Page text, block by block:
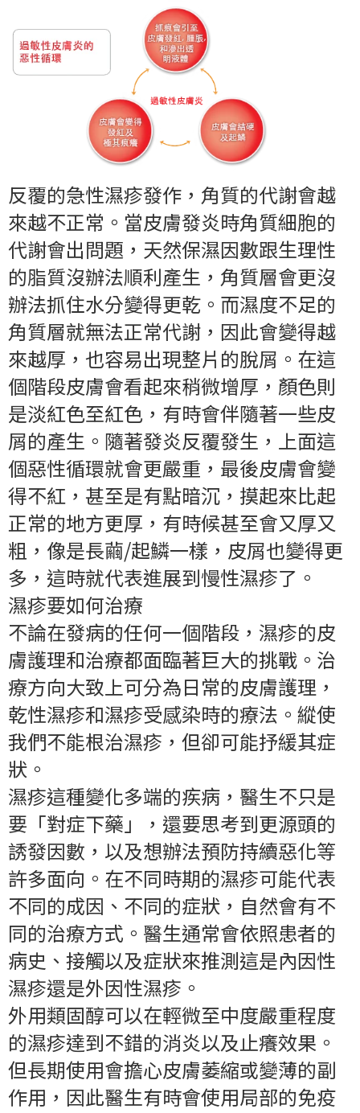
反覆的急性濕疹發作，角質的代謝會越
來越不正常。當皮膚發炎時角質細胞的
代謝會出問題，天然保濕因數跟生理性
的脂質沒辦法順利產生，角質層會更沒
辦法抓住水分變得更乾。而濕度不足的
角質層就無法正常代謝，因此會變得越
來越厚，也容易出現整片的脫屑。在這
個階段皮膚會看起來稍微增厚，顏色則
是淡紅色至紅色，有時會伴隨著一些皮
屑的產生。隨著發炎反覆發生，上面這
個惡性循環就會更嚴重，最後皮膚會變
得不紅，甚至是有點暗沉，摸起來比起
正常的地方更厚，有時候甚至會又厚又
粗，像是長繭/起鱗一樣，皮屑也變得更
多，這時就代表進展到慢性濕疹了。
濕疹要如何治療
不論在發病的任何一個階段，濕疹的皮
膚護理和治療都面臨著巨大的挑戰。治
療方向大致上可分為日常的皮膚護理，
乾性濕疹和濕疹受感染時的療法。縱使
我們不能根治濕疹，但卻可能抒緩其症
狀。
濕疹這種變化多端的疾病，醫生不只是
要「對症下藥」，還要思考到更源頭的
誘發因數，以及想辦法預防持續惡化等
許多面向。在不同時期的濕疹可能代表
不同的成因、不同的症狀，自然會有不
同的治療方式。醫生通常會依照患者的
病史、接觸以及症狀來推測這是內因性
濕疹還是外因性濕疹。
外用類固醇可以在輕微至中度嚴重程度
的濕疹達到不錯的消炎以及止癢效果。
但長期使用會擔心皮膚萎縮或變薄的副
作用，因此醫生有時會使用局部的免疫